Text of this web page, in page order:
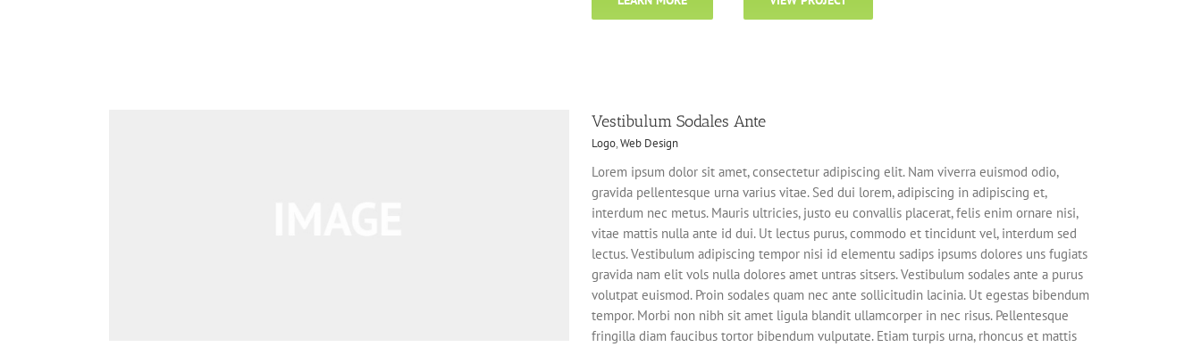
Vestibulum Sodales Ante
Logo,Web Design
Lorem ipsum dolor sit amet, consectetur adipiscing elit. Nam viverra euismod odio,
gravida pellentesque urna varius vitae. Sed dui lorem, adipiscing in adipiscing et,
interdum nec metus. Mauris ultricies, justo eu convallis placerat, felis enim ornare nisi,
vitae mattis nulla ante id dui. Ut lectus purus, commodo et tincidunt vel, interdum sed
lectus. Vestibulum adipiscing tempor nisi id elementu sadips ipsums dolores uns fugiats
gravida nam elit vols nulla dolores amet untras sitsers. Vestibulum sodales ante a purus
volutpat euismod. Proin sodales quam nec ante sollicitudin lacinia. Ut egestas bibendum
tempor. Morbi non nibh sit amet ligula blandit ullamcorper in nec risus. Pellentesque
fringilla diam faucibus tortor bibendum vulputate. Etiam turpis urna, rhoncus et mattis